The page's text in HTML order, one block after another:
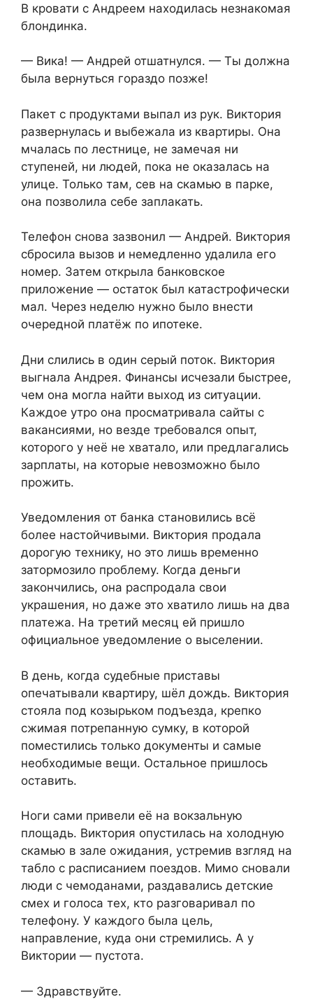
В кровати с Андреем находилась незнакомая
блондинка.
— Вика! — Андрей отшатнулся. — Ты должна
была вернуться гораздо позже!
Пакет с продуктами выпал из рук. Виктория
развернулась и выбежала из квартиры. Она
мчалась по лестнице, не замечая ни
ступеней, ни людей, пока не оказалась на
улице. Только там, сев на скамью в парке,
она позволила себе заплакать.
Телефон снова зазвонил — Андрей. Виктория
сбросила вызов и немедленно удалила его
номер. Затем открыла банковское
приложение — остаток был катастрофически
мал. Через неделю нужно было внести
очередной платёж по ипотеке.
Дни слились в один серый поток. Виктория
выгнала Андрея. Финансы исчезали быстрее,
чем она могла найти выход из ситуации.
Каждое утро она просматривала сайты с
вакансиями, но везде требовался опыт,
которого у неё не хватало, или предлагались
зарплаты, на которые невозможно было
прожить.
Уведомления от банка становились всё
более настойчивыми. Виктория продала
дорогую технику, но это лишь временно
затормозило проблему. Когда деньги
закончились, она распродала свои
украшения, но даже это хватило лишь на два
платежа. На третий месяц ей пришло
официальное уведомление о выселении.
В день, когда судебные приставы
опечатывали квартиру, шёл дождь. Виктория
стояла под козырьком подъезда, крепко
сжимая потрепанную сумку, в которой
поместились только документы и самые
необходимые вещи. Остальное пришлось
оставить.
Ноги сами привели её на вокзальную
площадь. Виктория опустилась на холодную
скамью в зале ожидания, устремив взгляд на
табло с расписанием поездов. Мимо сновали
люди с чемоданами, раздавались детские
смех и голоса тех, кто разговаривал по
телефону. У каждого была цель,
направление, куда они стремились. А у
Виктории — пустота.
— Здравствуйте.